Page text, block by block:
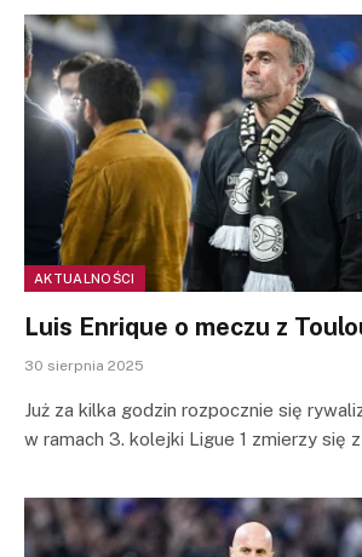
AKTUALNOŚCI
Luis Enrique o meczu z
30 sierpnia 2025
Już za kilka godzin rozpocznie się
w ramach 3. kolejki Ligue 1 zmierzy się